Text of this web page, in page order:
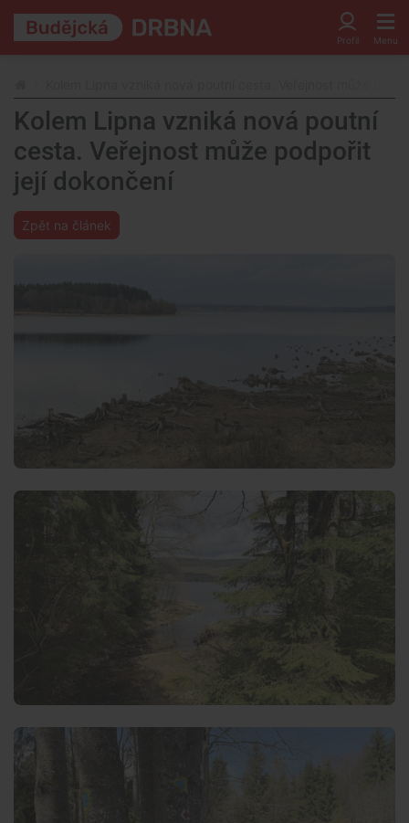
Kolem Lipna vzniká nová poutní
cesta. Veřejnost může podpořit
její dokončení
Zpět na článek